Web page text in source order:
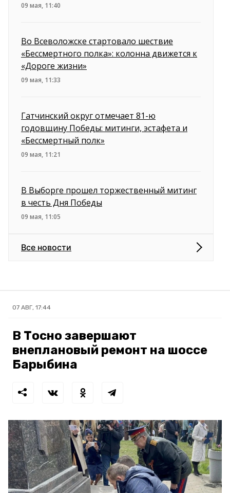
09 мая, 11:40
Во Всеволожске стартовало шествие
«Бессмертного полка»: колонна движется к
«Дороге жизни»
09 мая, 11:33
Гатчинский округ отмечает 81-ю
годовщину Победы: митинги, эстафета и
«Бессмертный полк»
09 мая, 11:21
В Выборге прошел торжественный митинг
в честь Дня Победы
09 мая, 11:05
Все новости
07 АВГ, 17:44
В Тосно завершают
внеплановый ремонт на шоссе
Барыбина